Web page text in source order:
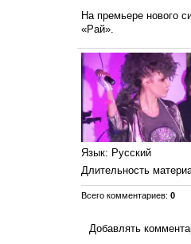
На премьере нового
«Рай».
Язык: Русский
Длительность
Всего комментариев: 0
Добавлять